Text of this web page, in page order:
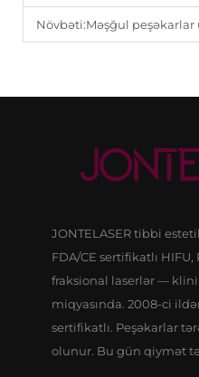
Növbəti:Məşğul peşəkarlar üçün sıx cədvəldən asılı olmayaraq bədən konturlarını düzəltmək üçün
JONTELASER tibbi
FDA/CE sertifikatlı
fraksional laserlər —
miqyasında. 2008-ci
sertifikatlı. Peşəkarlar
olunur. Bu gün qiymət